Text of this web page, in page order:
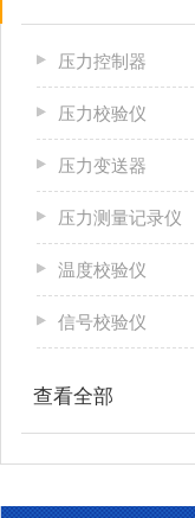
压力控制器
压力校验仪
压力变送器
压力测量记录仪
温度校验仪
信号校验仪
查看全部